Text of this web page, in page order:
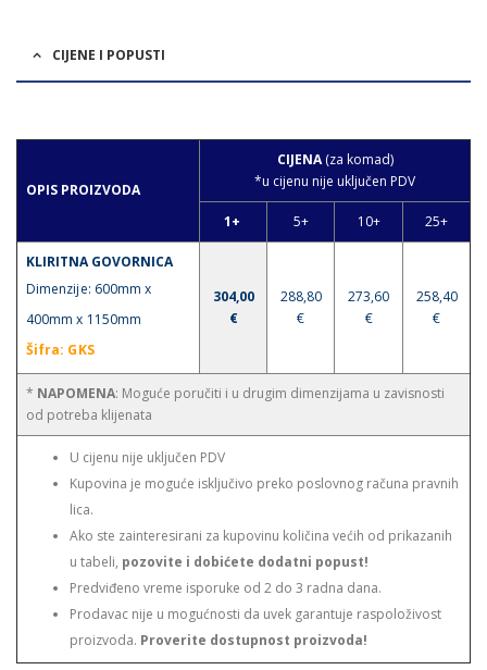
CIJENE I POPUSTI
OPIS PROIZVODA
CIJENA(za komad)
*u cijenu nije uključen PDV
1+ 5+ 10+ 25+
KLIRITNA GOVORNICA
Dimenzije: 600mm x
400mm x 1150mm
Šifra: GKS
304,00
€
288,80
€
273,60
€
258,40
€
* NAPOMENA: Moguće poručiti i u drugim dimenzijama u zavisnosti
od potreba klijenata
U cijenu nije uključen PDV
Kupovina je moguće isključivo preko poslovnog računa pravnih
lica.
Ako ste zainteresirani za kupovinu količina većih od prikazanih
u tabeli, pozovite i dobićete dodatni popust!
Predviđeno vreme isporuke od 2 do 3 radna dana.
Prodavac nije u mogućnosti da uvek garantuje raspoloživost
proizvoda. Proverite dostupnost proizvoda!